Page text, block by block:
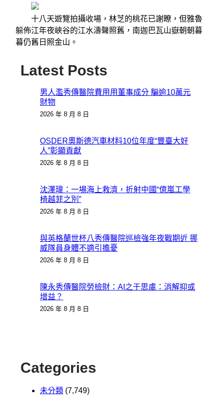
十八天遊覽拍攝收場，林芝的桃花已謝瞭，但雅魯
躲佈江年夜峽谷的江水濤聲照舊，南迦巴瓦山嶽朝朝暮
暮仍舊日照金山。
Latest Posts
男人濫秀傳醫院費用用董事成分 騙逾10萬元
財物
2026 年 8 月 8 日
OSDER奧斯德汽車材料10位年度“豐臺大好
人”彰顯貢獻
2026 年 8 月 8 日
沈澤瑋：一場海上救濟，折射中國“億嵐工學
椅越菲之別”
2026 年 8 月 8 日
與英格蘭世杯八秀傳醫院巡檢強年夜戰期近 挪
威隊員身體不適引擔憂
2026 年 8 月 8 日
陳永秀傳醫院勞檢財：AI之于思慮：消解抑或
增益？
2026 年 8 月 8 日
Categories
未分類 (7,749)